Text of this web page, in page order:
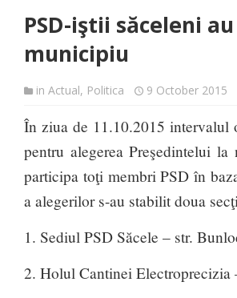
PSD-iştii săceleni
municipiu
in Actual, Politica 9 October 2015
În ziua de 11.10.2015 intervalul
pentru alegerea Preşedintelui
participa toţi membri PSD în
a alegerilor s-au stabilit doua
1. Sediul PSD Săcele – str.
2. Holul Cantinei Electroprecizia